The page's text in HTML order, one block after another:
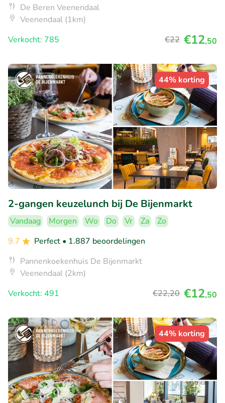
De Beren Veenendaal
Veenendaal (1km)
Verkocht: 785
€22 €12,50
44% korting
2-gangen keuzelunch bij De Bijenmarkt
Vandaag Morgen Wo Do Vr Za
Zo
9.7
Perfect • 1.887 beoordelingen
Pannenkoekenhuis De Bijenmarkt
Veenendaal (2km)
Verkocht: 491
€22,20 €12,50
44% korting